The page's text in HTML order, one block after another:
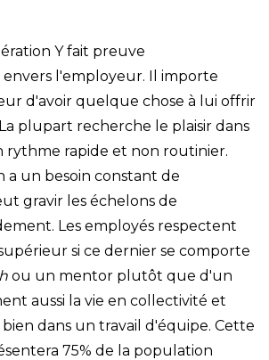
Y fait preuve
l'employeur. Il importe
d'avoir quelque chose à lui offrir
plupart recherche le plaisir dans
rythme rapide et non routinier.
a un besoin constant de
gravir les échelons de
Les employés respectent
si ce dernier se comporte
ou un mentor plutôt que d'un
aussi la vie en collectivité et
dans un travail d'équipe. Cette
75% de la population